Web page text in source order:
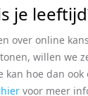
je
over online
willen we
kan hoe dan ook
voor meer